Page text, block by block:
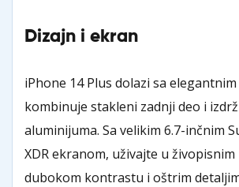
Dizajn i ekran
iPhone 14 Plus dolazi sa
kombinuje stakleni zadnji deo i
aluminijuma. Sa velikim 6.7-inčnim
XDR ekranom, uživajte u živopisnim
dubokom kontrastu i oštrim